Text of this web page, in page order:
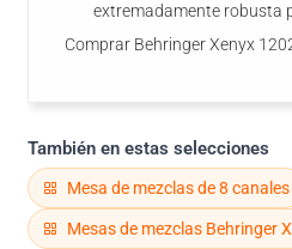
extremadamente robusta
Comprar Behringer Xenyx
También en estas selecciones
Mesa de mezclas de 8 canales
Mesas de mezclas Behringer